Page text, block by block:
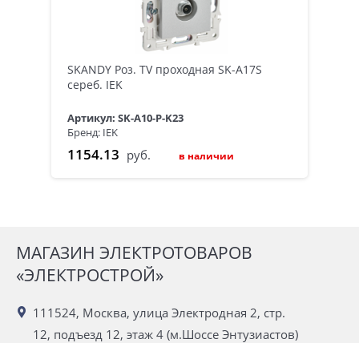
SKANDY Роз. TV проходная SK-A17S
сереб. IEK
Артикул: SK-A10-P-K23
Бренд: IEK
1154.13 руб. в наличии
МАГАЗИН ЭЛЕКТРОТОВАРОВ
«ЭЛЕКТРОСТРОЙ»
111524, Москва, улица Электродная 2, стр.
12, подъезд 12, этаж 4 (м.Шоссе Энтузиастов)